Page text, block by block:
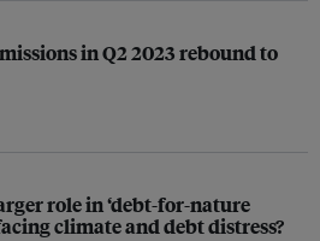
in Q2 2023 rebound to
role in ‘debt-for-nature
climate and debt distress?